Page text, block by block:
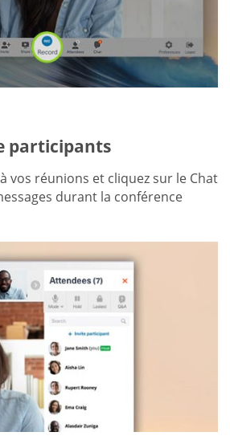
participants
vos réunions et cliquez sur le Chat
durant la conférence